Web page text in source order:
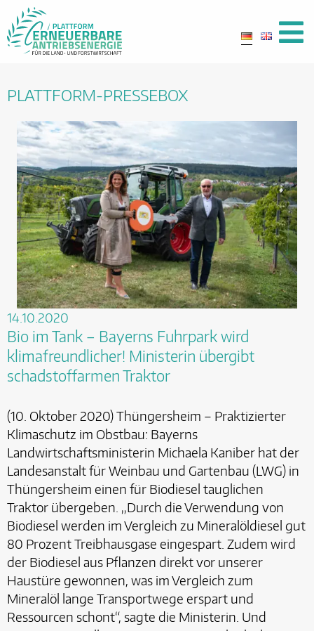
PLATTFORM-PRESSEBOX
14.10.2020
Bio im Tank – Bayerns Fuhrpark wird
klimafreundlicher! Ministerin übergibt
schadstoffarmen Traktor
(10. Oktober 2020) Thüngersheim – Praktizierter
Klimaschutz im Obstbau: Bayerns
Landwirtschaftsministerin Michaela Kaniber hat der
Landesanstalt für Weinbau und Gartenbau (LWG) in
Thüngersheim einen für Biodiesel tauglichen
Traktor übergeben. „Durch die Verwendung von
Biodiesel werden im Vergleich zu Mineralöldiesel gut
80 Prozent Treibhausgase eingespart. Zudem wird
der Biodiesel aus Pflanzen direkt vor unserer
Haustüre gewonnen, was im Vergleich zum
Mineralöl lange Transportwege erspart und
Ressourcen schont“, sagte die Ministerin. Und